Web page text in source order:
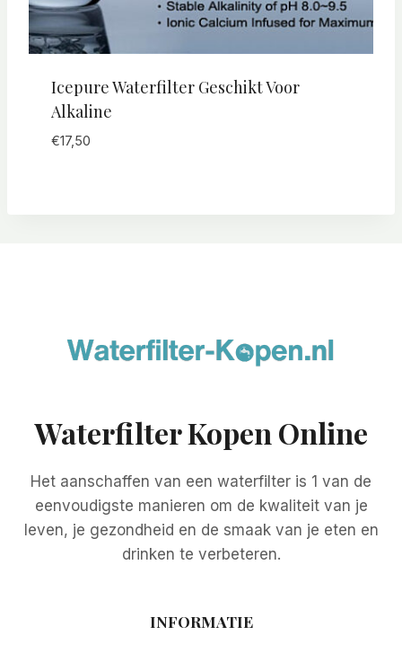
Icepure Waterfilter Geschikt Voor
Alkaline
€17,50
Waterfilter Kopen Online
Het aanschaffen van een waterfilter is 1 van de
eenvoudigste manieren om de kwaliteit van je
leven, je gezondheid en de smaak van je eten en
drinken te verbeteren.
INFORMATIE